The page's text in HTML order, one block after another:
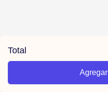
Total
/el-parana/product/